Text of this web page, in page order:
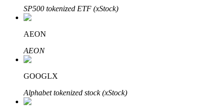
SP500 tokenized ETF (xStock)
AEON
AEON
GOOGLX
Alphabet tokenized stock (xStock)